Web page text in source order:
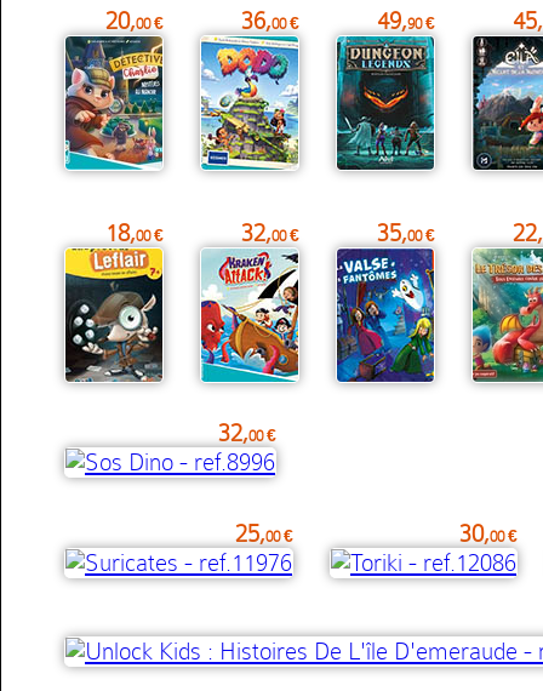
20,00 € 36,00 € 49,90 € 45,
18,00 € 32,00 € 35,00 € 22,
32,00 €
25,00 € 30,00 €